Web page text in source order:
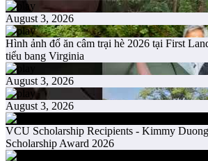
August 3, 2026
Hình ảnh đổ ăn câm trại hè 2026 tại First
tiểu bang Virginia
August 3, 2026
August 3, 2026
VCU Scholarship Recipients - Kimmy
Scholarship Award 2026